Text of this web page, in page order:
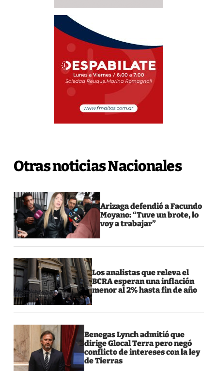
Otras noticias Nacionales
Arizaga defendió a Facundo
Moyano: “Tuve un brote, lo
voy a trabajar”
Los analistas que releva el
BCRA esperan una inflación
menor al 2% hasta fin de año
Benegas Lynch admitió que
dirige Glocal Terra pero negó
conflicto de intereses con la ley
de Tierras